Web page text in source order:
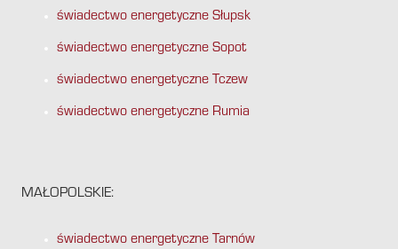
świadectwo energetyczne Słupsk
świadectwo energetyczne Sopot
świadectwo energetyczne Tczew
świadectwo energetyczne Rumia
MAŁOPOLSKIE:
świadectwo energetyczne Tarnów